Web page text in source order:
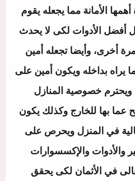
الأمانة مما يجعله يقوم
أفضل الأدوات لكى لا يحدث
أخرى، وأيضا تجعله أمين
يراه بداخله ويكون أمين على
خصوصية المنازل
عما بها للخارج وكذلك يكون
في المنزل ويحرص على
والأدوات والإكسسوارات
في الأثمان لكى يحقق